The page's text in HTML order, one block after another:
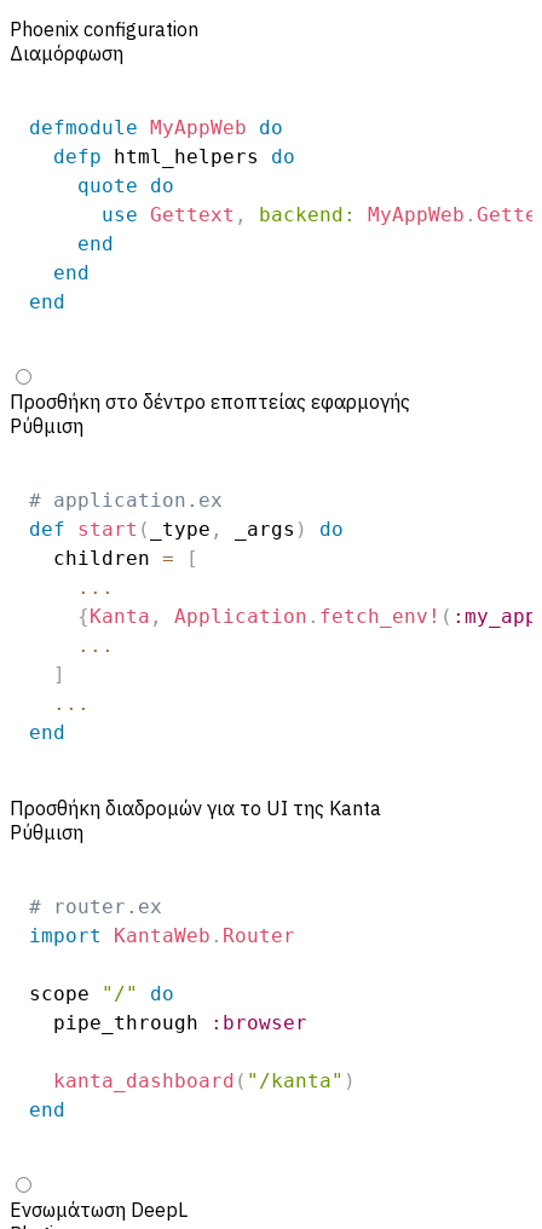
Phoenix configuration
Διαμόρφωση
defmodule MyAppWeb
do
defp html_helpers do
quote
do
use Gettext , backend: MyAppWeb .
end
end
end
Προσθήκη στο δέντρο εποπτείας εφαρμογής
Ρύθμιση
# application.ex
def
start ( _type , _args )
do
  children
=
[
...
{Kanta , Application . fetch_env! ( :my_app
...
]
...
end
Προσθήκη διαδρομών για το UI της Kanta
Ρύθμιση
# router.ex
import
KantaWeb . Router
scope "/"
do
  pipe_through
:browser
kanta_dashboard ( "/kanta" )
end
Ενσωμάτωση DeepL